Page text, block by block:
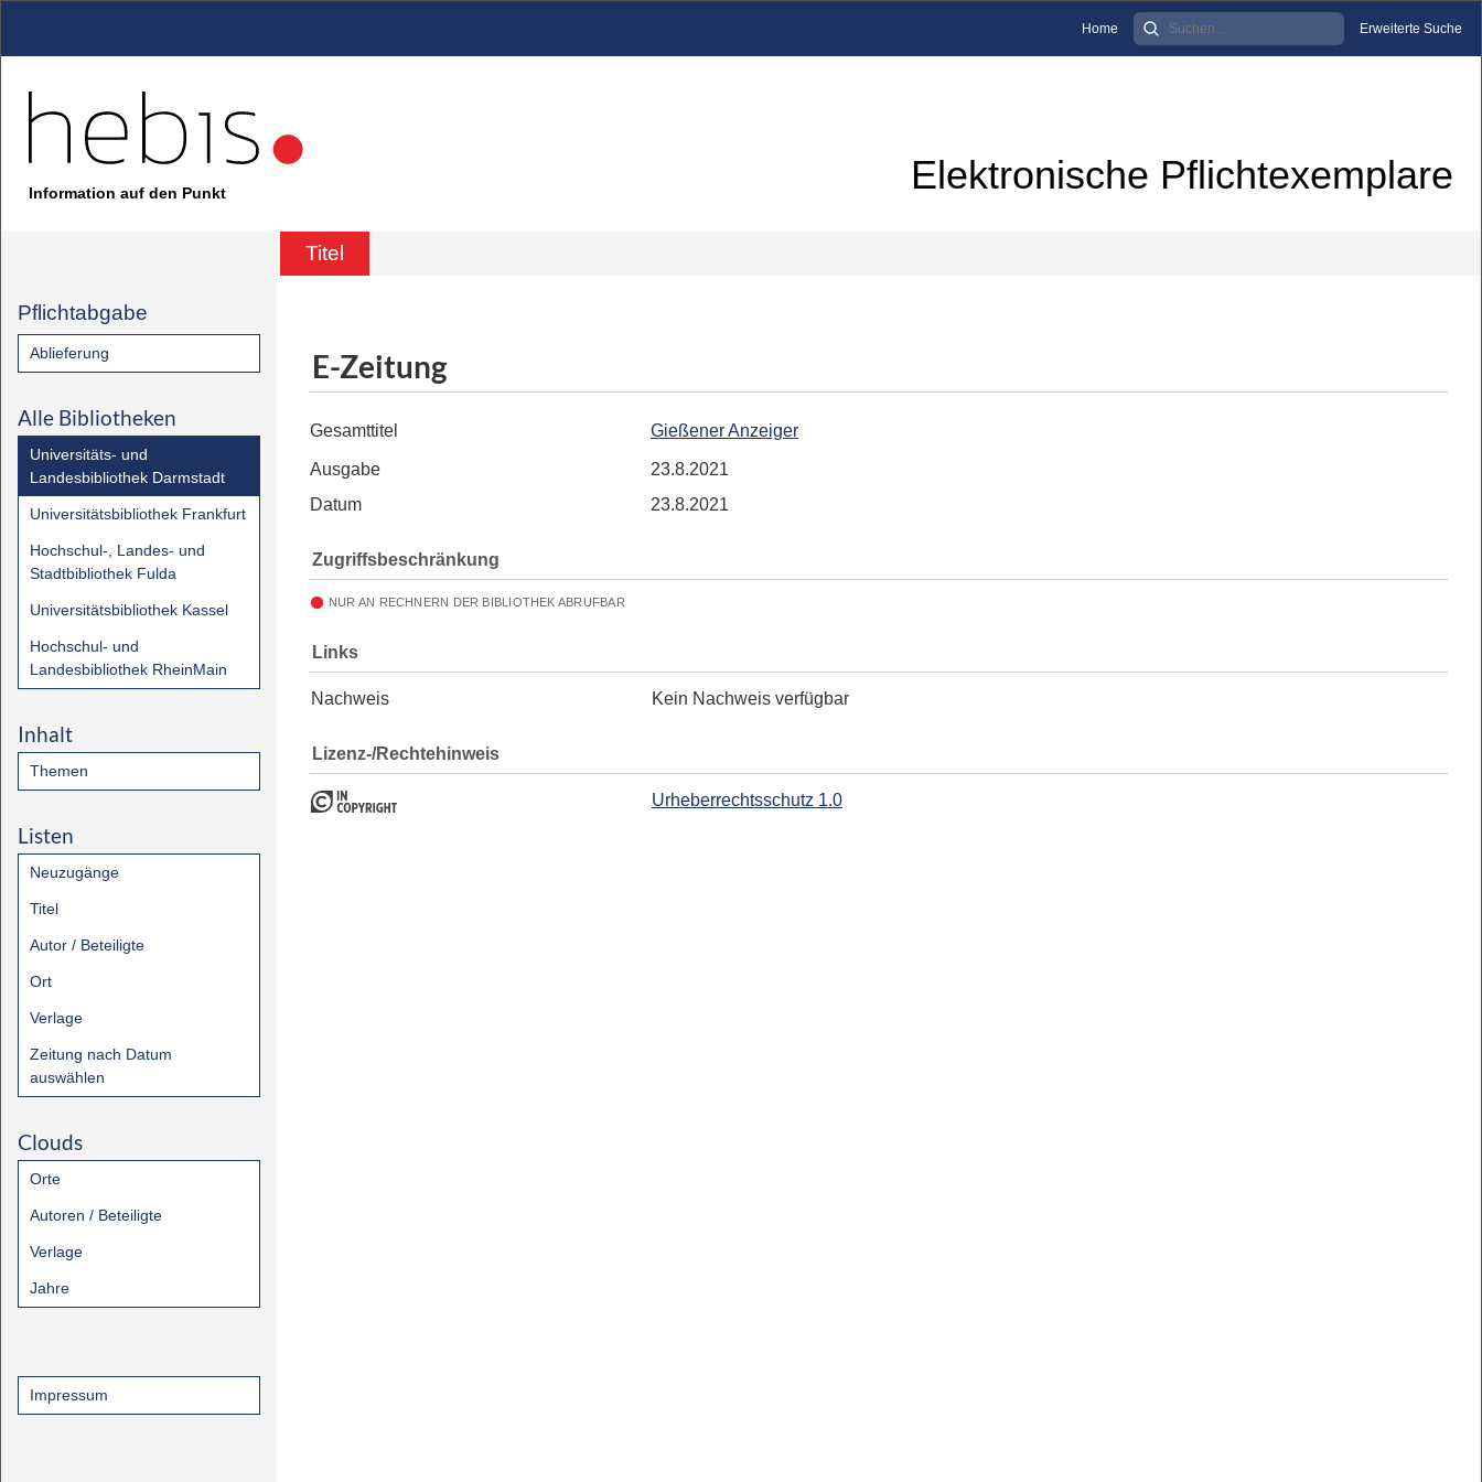
Home Erweiterte Suche
Information auf den Punkt Elektronische Pflichtexemplare
Titel
Pflichtabgabe
Ablieferung
Alle Bibliotheken
Universitäts- und
Landesbibliothek Darmstadt
Universitätsbibliothek Frankfurt
Hochschul-, Landes- und
Stadtbibliothek Fulda
Universitätsbibliothek Kassel
Hochschul- und
Landesbibliothek RheinMain
Inhalt
Themen
Listen
Neuzugänge
Titel
Autor / Beteiligte
Ort
Verlage
Zeitung nach Datum
auswählen
Clouds
Orte
Autoren / Beteiligte
Verlage
Jahre
Impressum
E-Zeitung
Gesamttitel Gießener Anzeiger
Ausgabe
23.8.2021
Datum
23.8.2021
Zugriffsbeschränkung
NUR AN RECHNERN DER BIBLIOTHEK ABRUFBAR
Links
Nachweis Kein Nachweis verfügbar
Lizenz-/Rechtehinweis
Urheberrechtsschutz 1.0